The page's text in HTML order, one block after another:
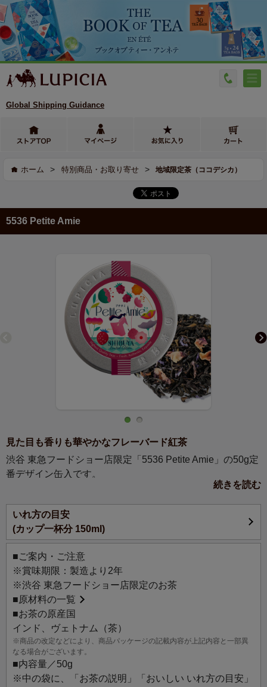
Global Shipping Guidance
ホーム > 特別商品・お取り寄せ > 地域限定茶（ココデシカ）
5536 Petite Amie
見た目も香りも華やかなフレーバード紅茶
渋谷 東急フードショー店限定「5536 Petite Amie」の50g定
番デザイン缶入です。
ベリーとライチのフルーティーな甘い香り。ピンクと薄紫
の花びらが可憐な印象の紅茶です。すっきりした味わい
で、アイスティーにしてもミルクを入れても美味。
紅茶をフランボワーズ（ラズベリー）、ストロベリー、ラ
イチで香りづけ。さらにバラとブルーマロウの花びらを加
え、見た目も香りも華やかです。「Petite Amie」とはフラ
ンス語で「ガールフレンド」のこと。ミルクティーにして
も、アイスティーにしても香りが引き立つのでおすすめで
す。
続きを読む
いれ方の目安
(カップ一杯分 150ml)
■ご案内・ご注意
※賞味期限：製造より2年
※渋谷 東急フードショー店限定のお茶
■原材料の一覧
■お茶の原産国
インド、ヴェトナム（茶）
※商品の改定などにより、商品パッケージの記載内容が上記内容と一部異
なる場合がございます。
■内容量／50g
※中の袋に、「お茶の説明」「おいしい いれ方の目安」